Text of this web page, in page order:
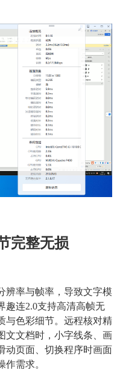
完整无损
辨率与帧率，导致文字模
趣连2.0支持高清高帧无
与色彩细节。远程核对精
文文档时，小字线条、画
动页面、切换程序时画面
需求。